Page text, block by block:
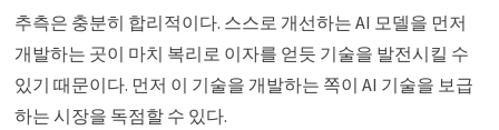
추측은 충분히 합리적이다. 스스로 개선하는 AI 모델을 먼저
개발하는 곳이 마치 복리로 이자를 얻듯 기술을 발전시킬 수
있기 때문이다. 먼저 이 기술을 개발하는 쪽이 AI 기술을 보급
하는 시장을 독점할 수 있다.